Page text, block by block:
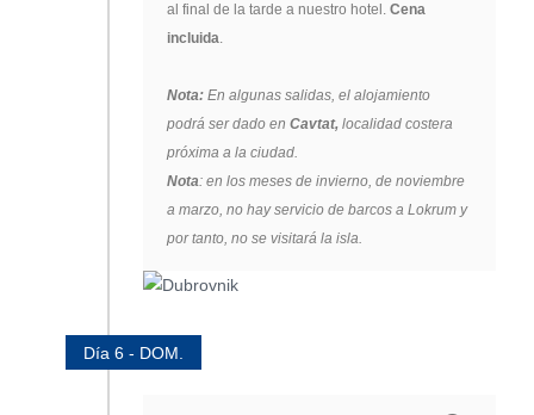
al final de la tarde a nuestro hotel. Cena
incluida.
Nota: En algunas salidas, el alojamiento
podrá ser dado en Cavtat, localidad costera
próxima a la ciudad.
Nota: en los meses de invierno, de noviembre
a marzo, no hay servicio de barcos a Lokrum y
por tanto, no se visitará la isla.
Día 6 - DOM.